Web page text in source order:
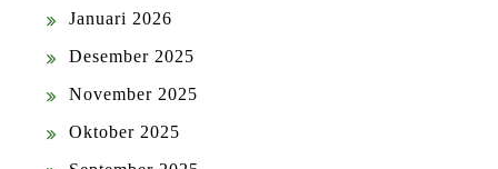
Januari 2026
Desember 2025
November 2025
Oktober 2025